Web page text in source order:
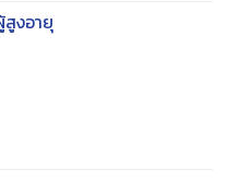
งอายุ